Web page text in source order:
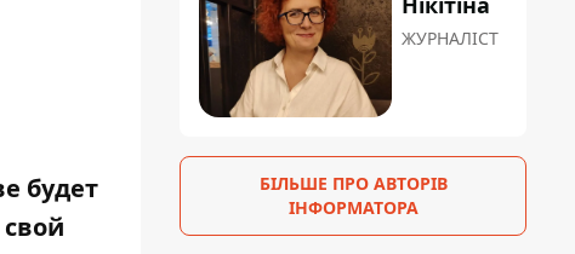
будет
ЖУРНАЛІСТ
БІЛЬШЕ ПРО АВТОРІВ
ІНФОРМАТОРА